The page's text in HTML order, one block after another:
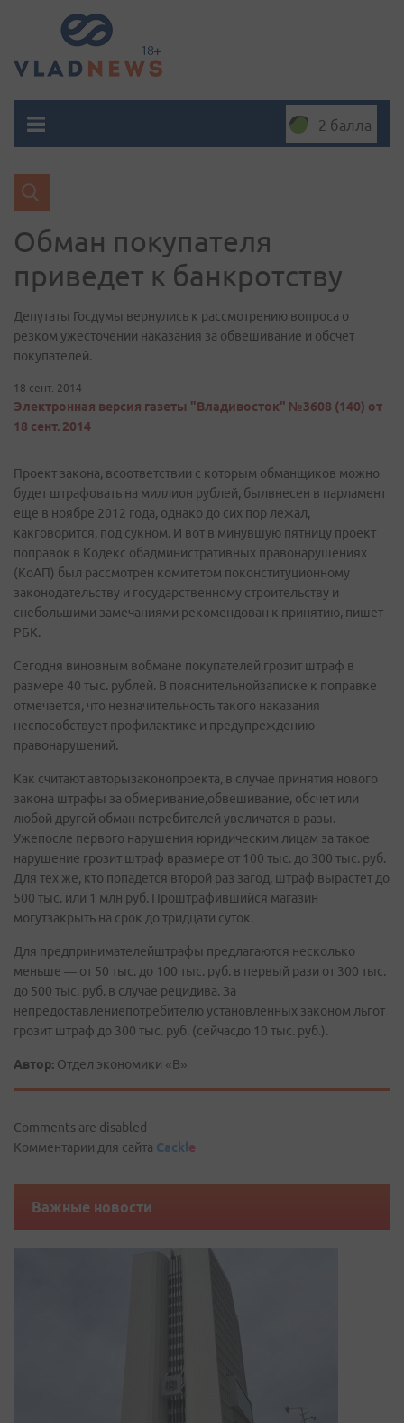
2 балла
Обман покупателя
приведет к банкротству
Депутаты Госдумы вернулись к рассмотрению вопроса о
резком ужесточении наказания за обвешивание и обсчет
покупателей.
18 сент. 2014
Электронная версия газеты "Владивосток" №3608 (140) от
18 сент. 2014
Проект закона, всоответствии с которым обманщиков можно
будет штрафовать на миллион рублей, былвнесен в парламент
еще в ноябре 2012 года, однако до сих пор лежал,
какговорится, под сукном. И вот в минувшую пятницу проект
поправок в Кодекс обадминистративных правонарушениях
(КоАП) был рассмотрен комитетом поконституционному
законодательству и государственному строительству и
снебольшими замечаниями рекомендован к принятию, пишет
РБК.
Сегодня виновным вобмане покупателей грозит штраф в
размере 40 тыс. рублей. В пояснительнойзаписке к поправке
отмечается, что незначительность такого наказания
неспособствует профилактике и предупреждению
правонарушений.
Как считают авторызаконопроекта, в случае принятия нового
закона штрафы за обмеривание,обвешивание, обсчет или
любой другой обман потребителей увеличатся в разы.
Ужепосле первого нарушения юридическим лицам за такое
нарушение грозит штраф вразмере от 100 тыс. до 300 тыс. руб.
Для тех же, кто попадется второй раз загод, штраф вырастет до
500 тыс. или 1 млн руб. Проштрафившийся магазин
могутзакрыть на срок до тридцати суток.
Для предпринимателейштрафы предлагаются несколько
меньше — от 50 тыс. до 100 тыс. руб. в первый рази от 300 тыс.
до 500 тыс. руб. в случае рецидива. За
непредоставлениепотребителю установленных законом льгот
грозит штраф до 300 тыс. руб. (сейчасдо 10 тыс. руб.).
Автор: Отдел экономики «В»
Comments are disabled
Комментарии для сайта Cackle
Важные новости